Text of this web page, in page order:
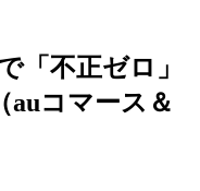
「不正ゼロ」
auコマース＆